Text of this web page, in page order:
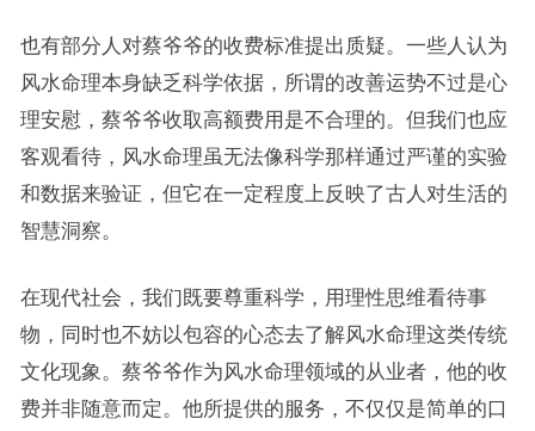
也有部分人对蔡爷爷的收费标准提出质疑。一些人认为
风水命理本身缺乏科学依据，所谓的改善运势不过是心
理安慰，蔡爷爷收取高额费用是不合理的。但我们也应
客观看待，风水命理虽无法像科学那样通过严谨的实验
和数据来验证，但它在一定程度上反映了古人对生活的
智慧洞察。
在现代社会，我们既要尊重科学，用理性思维看待事
物，同时也不妨以包容的心态去了解风水命理这类传统
文化现象。蔡爷爷作为风水命理领域的从业者，他的收
费并非随意而定。他所提供的服务，不仅仅是简单的口